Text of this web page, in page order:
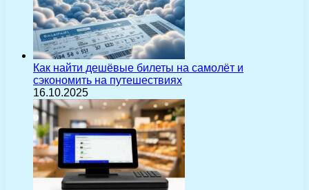
Как найти дешёвые билеты на самолёт и
сэкономить на путешествиях
16.10.2025